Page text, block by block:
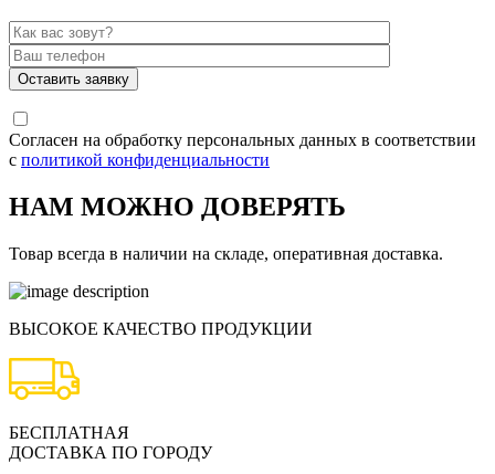
Согласен на обработку персональных данных в соответствии
с политикой конфиденциальности
НАМ МОЖНО ДОВЕРЯТЬ
Товар всегда в наличии на складе, оперативная доставка.
ВЫСОКОЕ КАЧЕСТВО ПРОДУКЦИИ
БЕСПЛАТНАЯ
ДОСТАВКА ПО ГОРОДУ